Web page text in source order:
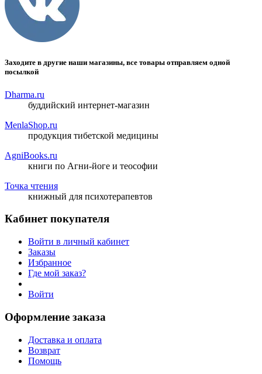
Заходите в другие наши магазины, все товары отправляем одной
посылкой
Dharma.ru
буддийский интернет-магазин
MenlaShop.ru
продукция тибетской медицины
AgniBooks.ru
книги по Агни-йоге и теософии
Точка чтения
книжный для психотерапевтов
Кабинет покупателя
Войти в личный кабинет
Заказы
Избранное
Где мой заказ?
Войти
Оформление заказа
Доставка и оплата
Возврат
Помощь